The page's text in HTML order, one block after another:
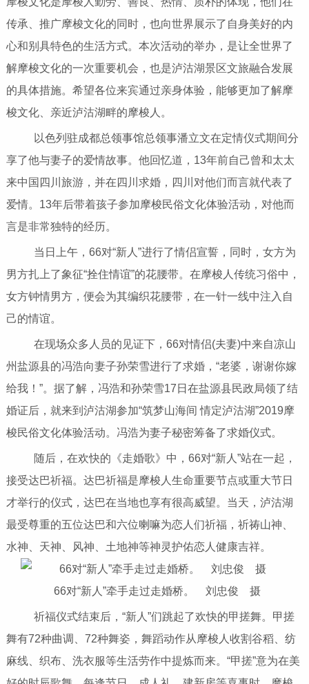
传承、推广摩梭文化的同时，也向世界展示了自身美好的内
心和别具特色的生活方式。本次活动的举办，是让全世界了
解摩梭文化的一次重要机会，也是泸沽湖景区文旅融合发展
的具体措施。希望各位来宾通过亲身体验，能够更加了解摩
梭文化、亲近泸沽湖畔的摩梭人。
以色列驻成都总领事馆总领事潘立文在定情仪式期间分
享了他与妻子的爱情故事。他回忆道，13年前自己曾和太太
来中国四川旅游，并在四川求婚，四川对他们而言就代表了
爱情。13年后带着孩子参加摩梭民俗文化体验活动，对他而
言是非常独特的经历。
当日上午，66对“新人”进行了情侣宣誓，同时，女方为
男方扎上了象征“拴住情谊”的花腰带。在摩梭人传统习俗中，
女方钟情男方，便会为其编织花腰带，在一针一线中注入自
己的情谊。
在现场众多人员的见证下，66对情侣(夫妻)中来自凉山
州盐源县的冯浩向妻子孙荣雪进行了求婚，“老婆，谢谢你嫁
给我！”。据了解，冯浩和孙荣雪17日在盐源县民政局领了结
婚证后，就来到泸沽湖参加“筑梦山海间 情定泸沽湖”2019摩
梭民俗文化体验活动。冯浩为妻子秘密筹备了求婚仪式。
随后，在欢快的《走婚歌》中，66对“新人”站在一起，
接受达巴祈福。达巴祈福是摩梭人生命重要节点或重大节日
才举行的仪式，达巴在当地也享有很高威望。当天，泸沽湖
最受尊重的五位达巴和六位喇嘛为恋人们祈福，祈祷山神、
水神、天神、风神、土地神等神灵护佑恋人健康吉祥。
66对“新人”牵手走过走婚桥。 刘忠俊 摄
祈福仪式结束后，“新人”们跳起了欢快的甲搓舞。甲搓
舞有72种曲调、72种舞姿，舞蹈动作从摩梭人收割谷稻、纺
麻线、织布、洗衣服等生活劳作中提炼而来。“甲搓”意为在美